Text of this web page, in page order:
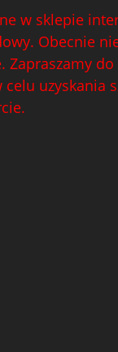
w sklepie
Obecnie
Zapraszamy
uzyskania